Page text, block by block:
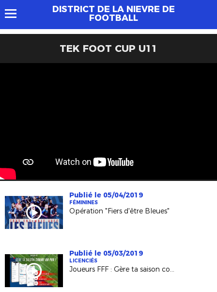
DISTRICT DE LA NIEVRE DE
FOOTBALL
TEK FOOT CUP U11
Publié le 05/04/2019
FÉMININES
Opération "Fiers d'être Bleues"
Publié le 05/03/2019
LICENCIÉS
Joueurs FFF : Gère ta saison comme un pro !